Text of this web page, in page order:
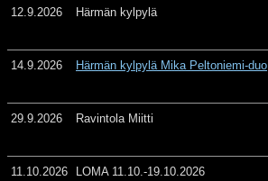
12.9.2026 Härmän kylpylä
14.9.2026 Härmän kylpylä Mika Peltoniemi-duo
29.9.2026 Ravintola Miitti
11.10.2026 LOMA 11.10.-19.10.2026